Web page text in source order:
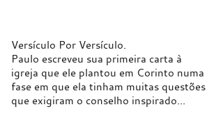
Versículo Por Versículo.
Paulo escreveu sua primeira carta à
igreja que ele plantou em Corinto numa
fase em que ela tinham muitas questões
que exigiram o conselho inspirado...